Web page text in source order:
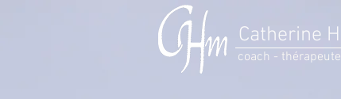
Catherine
coach -